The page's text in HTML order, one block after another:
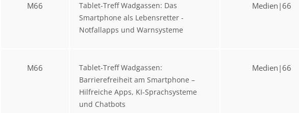
M66
Tablet-Treff Wadgassen: Das
Smartphone als Lebensretter -
Notfallapps und Warnsysteme
Medien|66
M66
Tablet-Treff Wadgassen:
Barrierefreiheit am Smartphone –
Hilfreiche Apps, KI-Sprachsysteme
und Chatbots
Medien|66